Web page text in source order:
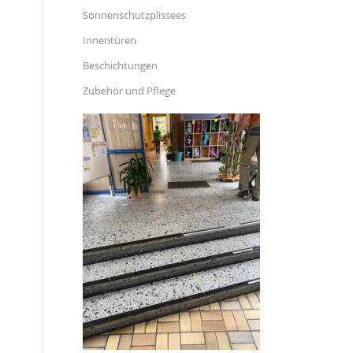
Sonnenschutzplissees
Innentüren
Beschichtungen
Zubehör und Pflege